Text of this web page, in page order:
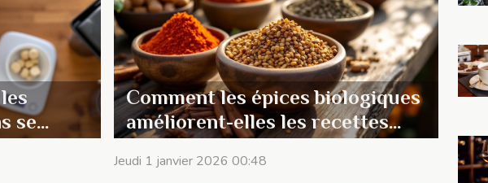
se
Comment les épices biologiques
améliorent-elles les recettes
traditionnelles ?
Jeudi 1 janvier 2026 00:48